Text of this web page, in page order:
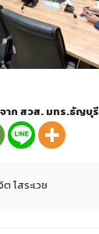
าก สวส. มทร.ธัญบุรี
โสระเวช